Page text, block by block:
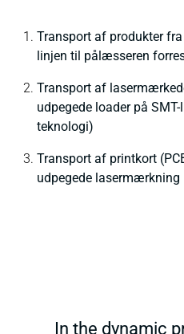
Transport af produkter
linjen til pålæsseren
Transport af
udpegede loader på
teknologi)
Transport af printkort
udpegede lasermærkning
In the dynamic